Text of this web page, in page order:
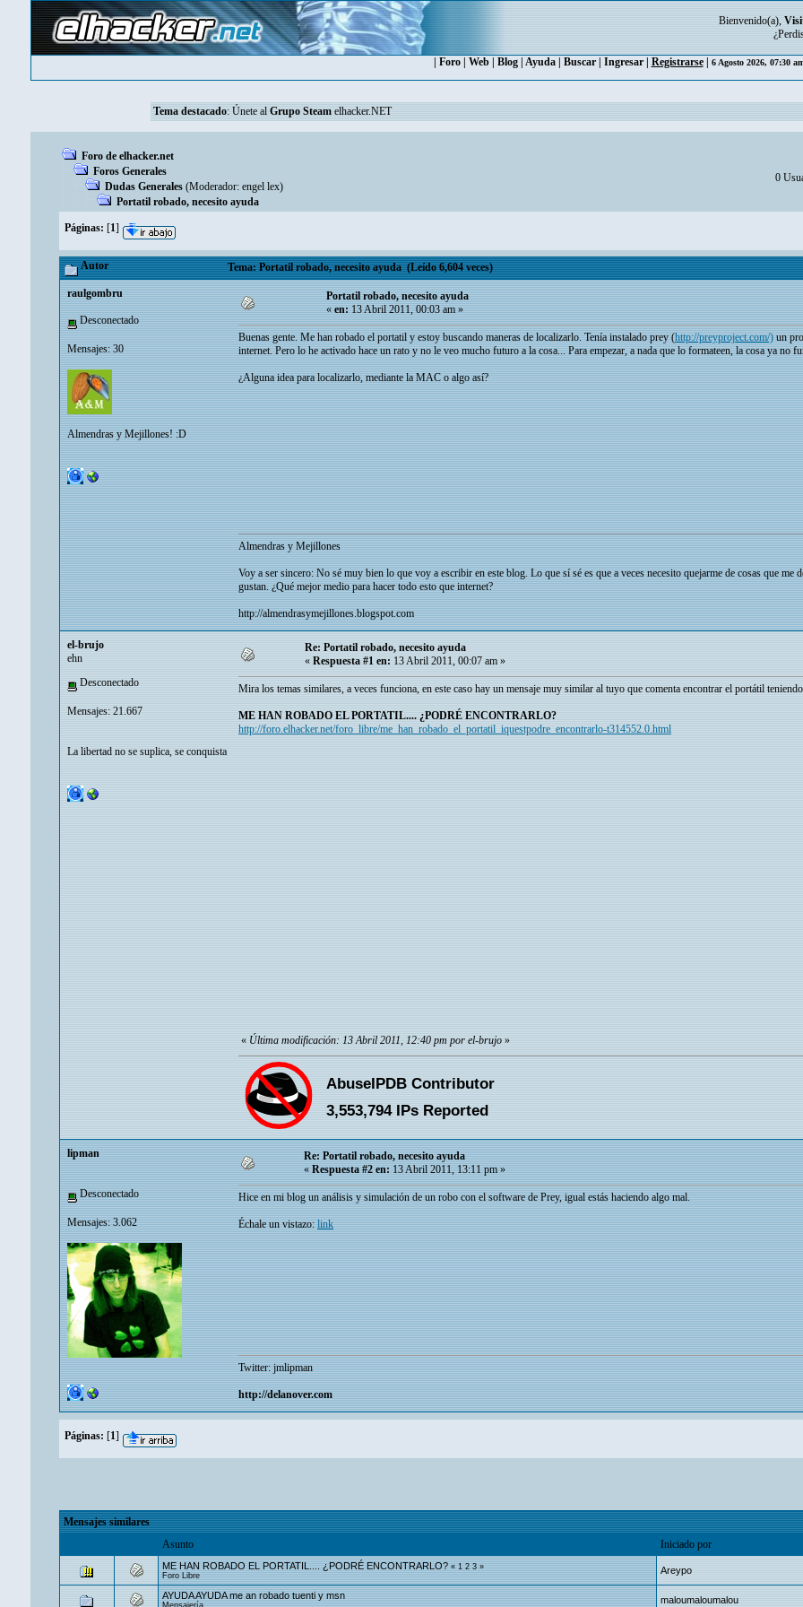
Bienvenido(a),
Foro| Web| Blog| Ayuda| Buscar| Ingresar| Registrarse| 6 Agosto 2026, 07:30
Tema destacado: Únete al Grupo Steam elhacker.NET
Foro de elhacker.net
Foros Generales
Dudas Generales (Moderador: engel lex)
Portatil robado, necesito ayuda
0
Páginas: [1]
Autor Tema: Portatil robado, necesito ayuda (Leído 6,604 veces)
raulgombru
Desconectado
Mensajes: 30
Almendras y Mejillones! :D
Portatil robado, necesito ayuda
«en:13 Abril 2011, 00:03 am »
Buenas gente. Me han robado el portatil y estoy buscando maneras de localizarlo. Tenía instalado prey (http://preyproject.com/)un
internet. Pero lo he activado hace un rato y no le veo mucho futuro a la cosa... Para empezar, a nada que lo formateen, la cosa ya no
¿Alguna idea para localizarlo, mediante la MAC o algo así?
Almendras y Mejillones
Voy a ser sincero: No sé muy bien lo que voy a escribir en este blog. Lo que sí sé es que a veces necesito quejarme de cosas que
gustan. ¿Qué mejor medio para hacer todo esto que internet?
http://almendrasymejillones.blogspot.com
el-brujo
ehn
Desconectado
Mensajes: 21.667
La libertad no se suplica, se conquista
Re: Portatil robado, necesito ayuda
« Respuesta #1 en: 13 Abril 2011, 00:07 am »
Mira los temas similares, a veces funciona, en este caso hay un mensaje muy similar al tuyo que comenta encontrar el portátil
ME HAN ROBADO EL PORTATIL.... ¿PODRÉ ENCONTRARLO?
http://foro.elhacker.net/foro_libre/me_han_robado_el_portatil_iquestpodre_encontrarlo-t314552.0.html
« Última modificación: 13 Abril 2011, 12:40 pm por el-brujo »
‭lipman
Desconectado
Mensajes: 3.062
Re: Portatil robado, necesito ayuda
«Respuesta #2 en:13 Abril 2011, 13:11 pm »
Hice en mi blog un análisis y simulación de un robo con el software de Prey, igual estás haciendo algo mal.
Échale un vistazo:link
Twitter:jmlipman
http://delanover.com
Páginas: [1]
Mensajes similares
Asunto
Iniciado por
ME HAN ROBADO EL PORTATIL.... ¿PODRÉ ENCONTRARLO? «1 2 3»
Foro Libre
Areypo
AYUDA AYUDA me an robado tuenti y msn
Mensajería maloumaloumalou